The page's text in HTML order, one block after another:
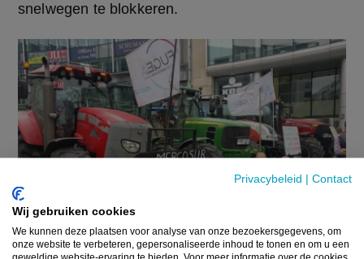
Privacybeleid | Contact
Wij gebruiken cookies
We kunnen deze plaatsen voor analyse van onze bezoekersgegevens, om
onze website te verbeteren, gepersonaliseerde inhoud te tonen en om u een
snelwegen te blokkeren.